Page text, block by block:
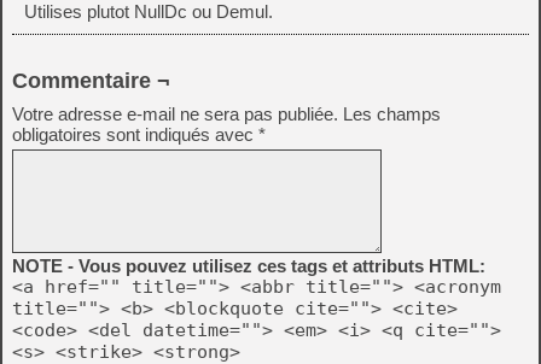
Utilises plutot NullDc ou Demul.
Commentaire ¬
Votre adresse e-mail ne sera pas publiée. Les champs
obligatoires sont indiqués avec *
NOTE - Vous pouvez utilisez ces tags et attributs HTML:
<a href="" title=""> <abbr title=""> <acronym
title=""> <b> <blockquote cite=""> <cite>
<code> <del datetime=""> <em> <i> <q cite="">
<s> <strike> <strong>